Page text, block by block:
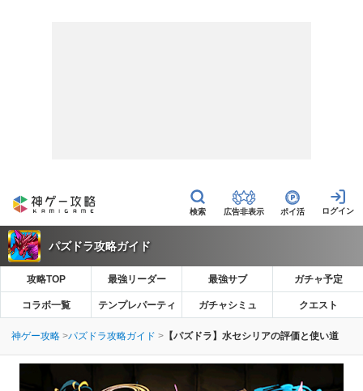
広告非表示 ポイ活
パズドラ攻略ガイド
攻略TOP 最強リーダー 最強サブ ガチャ予定
コラボ一覧 テンプレパーティ ガチャシミュ クエスト
神ゲー攻略 パズドラ攻略ガイド 【パズドラ】水セシリアの評価と使い道